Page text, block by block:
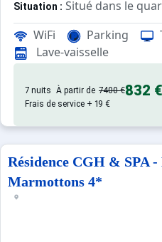
Situation : Situé dans le
Résidence :Style savoyard.
WiFi Parking
Lave-vaisselle
7 nuits À partir de 7400 €832 €
Frais de service + 19 €
Résidence CGH & SPA
Marmottons 4*